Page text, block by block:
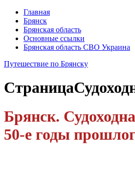
Главная
Брянск
Брянская область
Основные ссылки
Брянская область СВО Украина
Путешествие по Брянску
Страница
Брянск.
50-е годы